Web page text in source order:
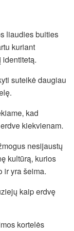
liaudies buities
kuriant
suteikė daugiau
kad
kiekvienam.
nesijaustų
kultūrą, kurios
ir yra šeima.
kaip erdvę
kortelės